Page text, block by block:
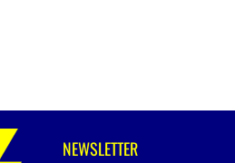
NEWSLETTER